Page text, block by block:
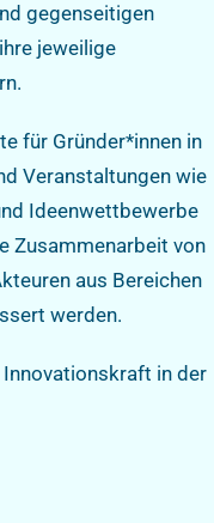
gegenseitigen
jeweilige
für Gründer*innen in
Veranstaltungen wie
Ideenwettbewerbe
Zusammenarbeit von
aus Bereichen
werden.
in der